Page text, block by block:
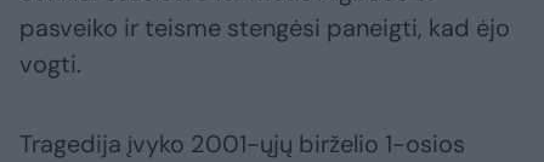
pasveiko ir teisme stengėsi paneigti, kad ėjo
vogti.
Tragedija įvyko 2001-ųjų birželio 1-osios